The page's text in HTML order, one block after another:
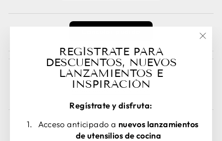
Guest Posts
Read guest posts here.
REGÍSTRATE PARA
DESCUENTOS, NUEVOS
LANZAMIENTOS E
INSPIRACIÓN
Regístrate y disfruta:
Acceso anticipado a nuevos lanzamientos
de utensilios de cocina